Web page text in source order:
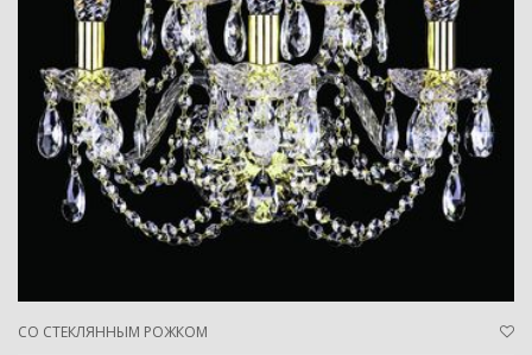
СО СТЕКЛЯННЫМ РОЖКОМ